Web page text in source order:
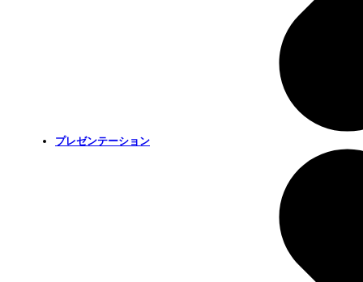
プレゼンテーション